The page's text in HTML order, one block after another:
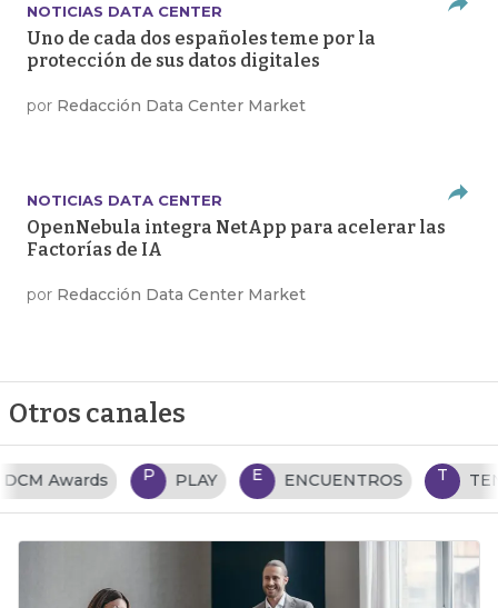
NOTICIAS DATA CENTER
Uno de cada dos españoles teme por la
protección de sus datos digitales
por Redacción Data Center Market
NOTICIAS DATA CENTER
OpenNebula integra NetApp para acelerar las
Factorías de IA
por Redacción Data Center Market
Otros canales
P PLAY E ENCUENTROS T TENDENCIAS TI